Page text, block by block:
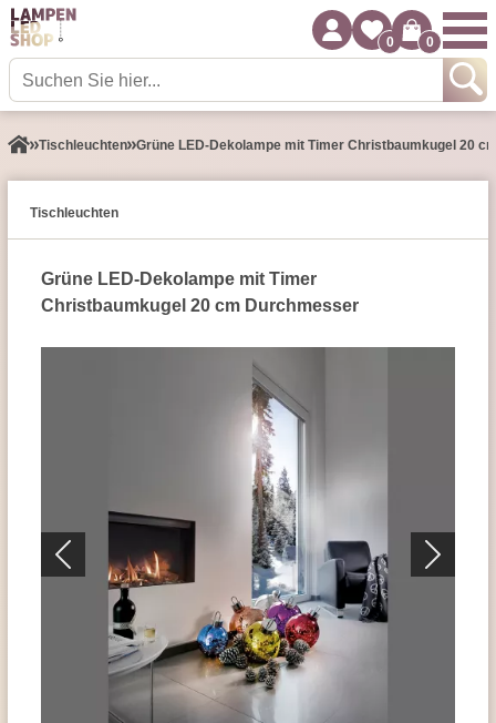
0 0
Tisch­leuchten Grüne LED-Dekolampe mit Timer Christbaumkugel 20
Tisch­leuchten
Grüne LED-Dekolampe mit Timer
Christbaumkugel 20 cm Durchmesser